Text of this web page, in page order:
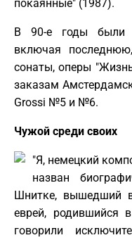
покаянные" (1987).
В 90-е годы были
включая
сонаты, оперы
заказам
Grossi №5 и №6.
Чужой среди своих
"Я, немецкий
назван
Шнитке, вышедший
еврей, родившийся
говорили